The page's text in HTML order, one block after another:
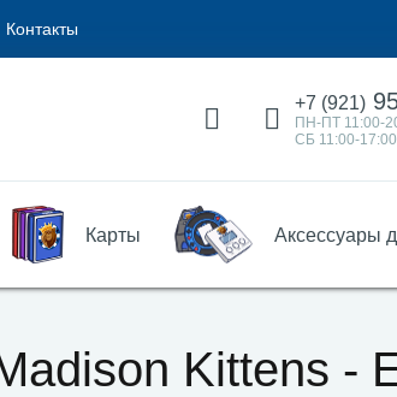
Контакты
+7 (921)
ПН-ПТ 11:00-
СБ 11:00-17:00
Карты Аксессуары
Kittens -